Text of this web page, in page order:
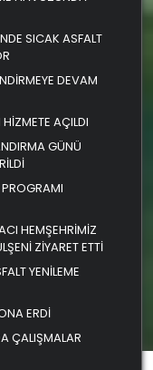
SICAK ASFALT
DEVAM
HİZMETE AÇILDI
GÜNÜ
HEMŞEHRİMİZ
ZİYARET ETTİ
YENİLEME
ERDİ
ÇALIŞMALAR